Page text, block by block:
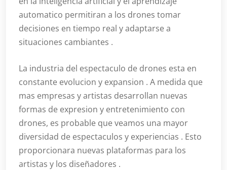
automatico permitiran a los drones tomar
decisiones en tiempo real y adaptarse a
situaciones cambiantes .
La industria del espectaculo de drones esta en
constante evolucion y expansion . A medida que
mas empresas y artistas desarrollan nuevas
formas de expresion y entretenimiento con
drones, es probable que veamos una mayor
diversidad de espectaculos y experiencias . Esto
proporcionara nuevas plataformas para los
artistas y los diseñadores .